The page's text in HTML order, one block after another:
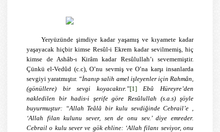
Yeryüzünde şimdiye kadar yaşamış ve kıyamete kadar
yaşayacak hiçbir kimse Resûl-i Ekrem kadar sevilmemiş, hiç
kimse de Ashâb-ı Kirâm kadar Resûlullah’ı sevememiştir.
Çünkü el-Vedûd (c.c), O’nu sevmiş ve O’na karşı insanlarda
sevgiyi yaratmıştır. “İnanıp salih amel işleyenler için Rahmân,
(gönüllere) bir sevgi koyacaktır.”[1]
Ebû Hüreyre’den
nakledilen bir hadis-i şerife göre Resûlullah (s.a.s) şöyle
buyurmuştur: “Allah Teâlâ bir kulu sevdiğinde Cebrail’e ,
‘Allah filan kulunu sever, sen de onu sev.’ diye emreder.
Cebrail o kulu sever ve gök ehline: ‘Allah filanı seviyor, onu